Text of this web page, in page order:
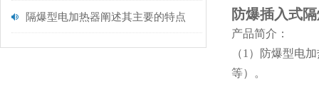
隔爆型电加热器阐述其主要的特点 防爆插入式
产品简介：
（1）防爆型电
等）。